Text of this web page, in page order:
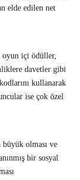
elde edilen net
oyun içi ödüller,
davetler gibi
kullanarak
ise çok özel
büyük olması ve
bir sosyal